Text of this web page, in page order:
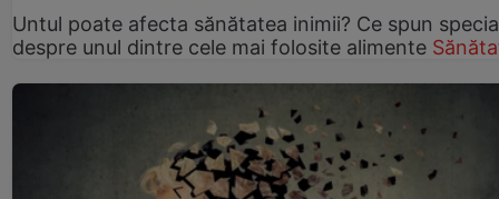
Untul poate afecta sănătatea inimii? Ce spun
despre unul dintre cele mai folosite alimente